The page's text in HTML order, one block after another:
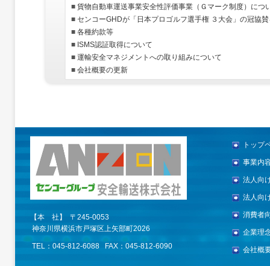
【本 社】 〒245-0053
神奈川県横浜市戸塚区上矢部町2026
TEL：045-812-6088 FAX：045-812-6090
トップ
事業内
法人向
法人向
消費者
企業理
会社概